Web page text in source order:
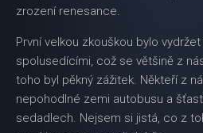
zrození renesance.
První velkou zkouškou bylo
spolusedícími, což se většině z
toho byl pěkný zážitek. Někteří z
nepohodlné zemi autobusu a
sedadlech. Nejsem si jistá, co z